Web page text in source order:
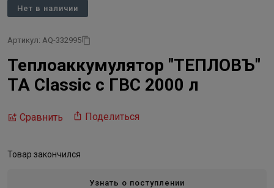
Нет в наличии
Артикул: AQ-332995
Теплоаккумулятор "ТЕПЛОВЪ"
ТА Classic с ГВС 2000 л
Сравнить Поделиться
Товар закончился
Узнать о поступлении